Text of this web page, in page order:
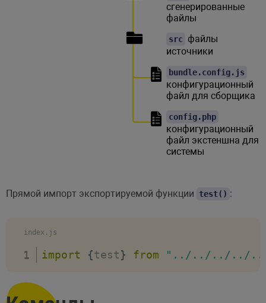
сгенерированные
файлы
src файлы
источники
bundle.config.js
конфигурационный
файл для сборщика
config.php
конфигурационный
файл экстеншна для
системы
Прямой импорт экспортируемой функции test() :
index.js
import {test} from "../../../../../../